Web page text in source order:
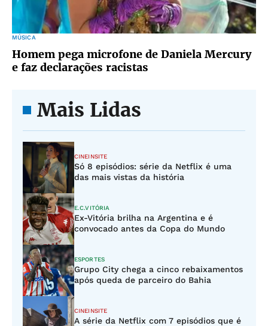
MÚSICA
Homem pega microfone de Daniela Mercury
e faz declarações racistas
Mais Lidas
CINEINSITE
Só 8 episódios: série da Netflix é uma
das mais vistas da história
E.C.VITÓRIA
Ex-Vitória brilha na Argentina e é
convocado antes da Copa do Mundo
ESPORTES
Grupo City chega a cinco rebaixamentos
após queda de parceiro do Bahia
CINEINSITE
A série da Netflix com 7 episódios que é